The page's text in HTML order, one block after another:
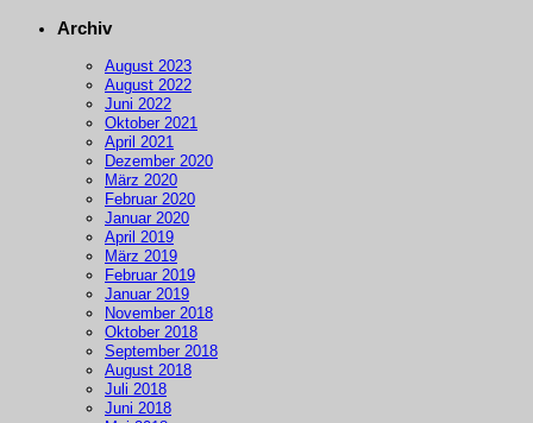
Archiv
August 2023
August 2022
Juni 2022
Oktober 2021
April 2021
Dezember 2020
März 2020
Februar 2020
Januar 2020
April 2019
März 2019
Februar 2019
Januar 2019
November 2018
Oktober 2018
September 2018
August 2018
Juli 2018
Juni 2018